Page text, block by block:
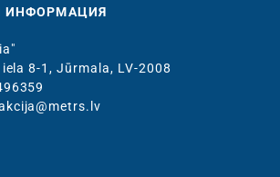
ИНФОРМАЦИЯ
8-1, Jūrmala, LV-2008